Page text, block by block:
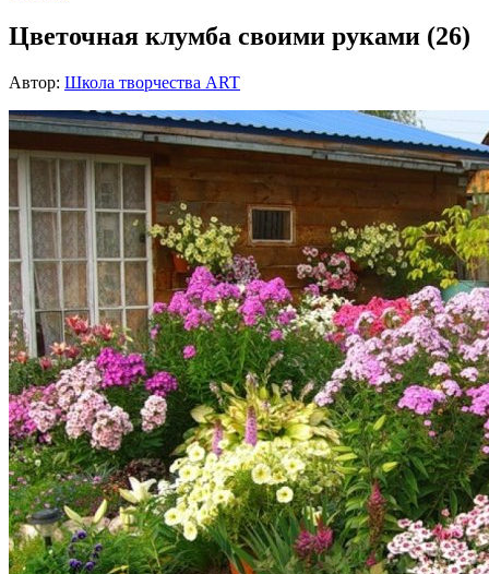
Цветочная клумба своими руками (26)
Автор: Школа творчества ART